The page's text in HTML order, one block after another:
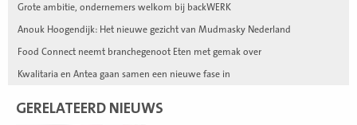
Grote ambitie, ondernemers welkom bij backWERK
Anouk Hoogendijk: Het nieuwe gezicht van Mudmasky Nederland
Food Connect neemt branchegenoot Eten met gemak over
Kwalitaria en Antea gaan samen een nieuwe fase in
GERELATEERD NIEUWS